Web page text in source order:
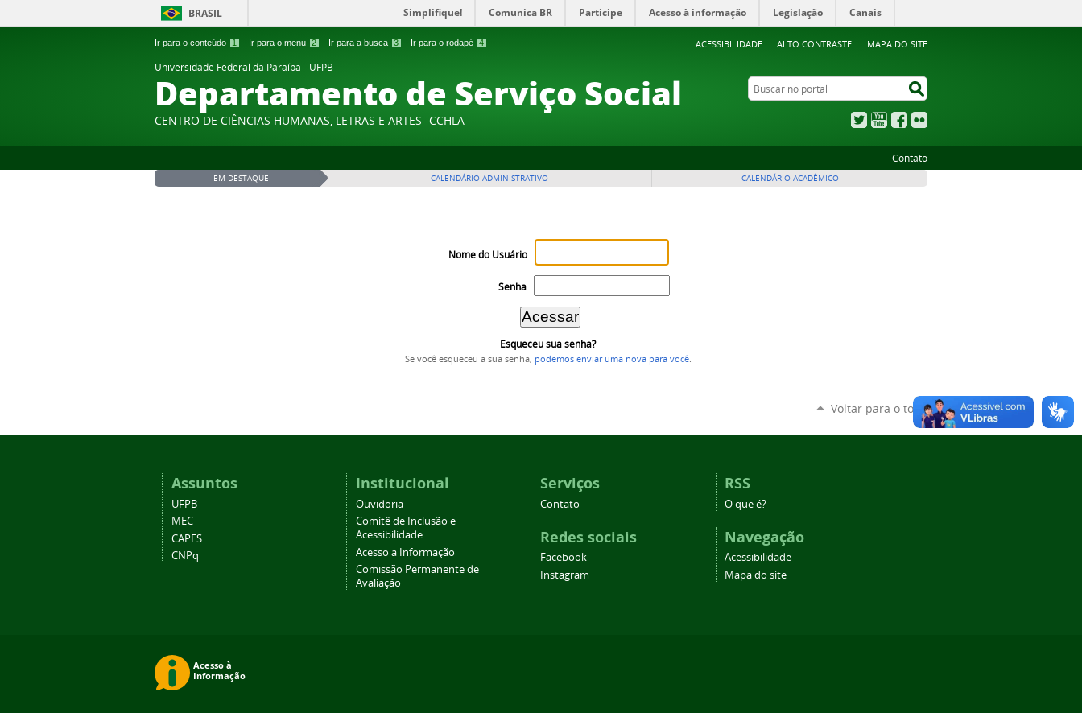
Ir para o conteúdo 1 Ir para o menu 2 Ir para a busca 3 Ir para o rodapé 4 ACESSIBILIDADE ALTO CONTRASTE MAPA DO SITE
BRASIL Simplifique! Comunica BR Participe Acesso à informação Legislação Canais
Universidade Federal da Paraíba - UFPB
Departamento de Serviço Social
CENTRO DE CIÊNCIAS HUMANAS, LETRAS E ARTES- CCHLA
Buscar no portal
TwitterYouTubeFacebook
Contato
EM DESTAQUE CALENDÁRIO ADMINISTRATIVO CALENDÁRIO ACADÊMICO
Nome do Usuário
Senha
Esqueceu sua senha?
Se você esqueceu a sua senha, podemos enviar uma nova para você.
Voltar para o topo
Assuntos
UFPB
MEC
CAPES
CNPq
Institucional
Ouvidoria
Comitê de Inclusão e
Acessibilidade
Acesso a Informação
Comissão Permanente de
Avaliação
Serviços
Contato
Redes sociais
Facebook
Instagram
RSS
O que é?
Navegação
Acessibilidade
Mapa do site